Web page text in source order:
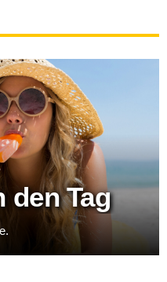
den Tag